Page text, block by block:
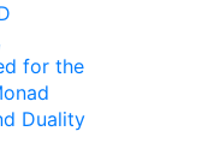
for the
Duality